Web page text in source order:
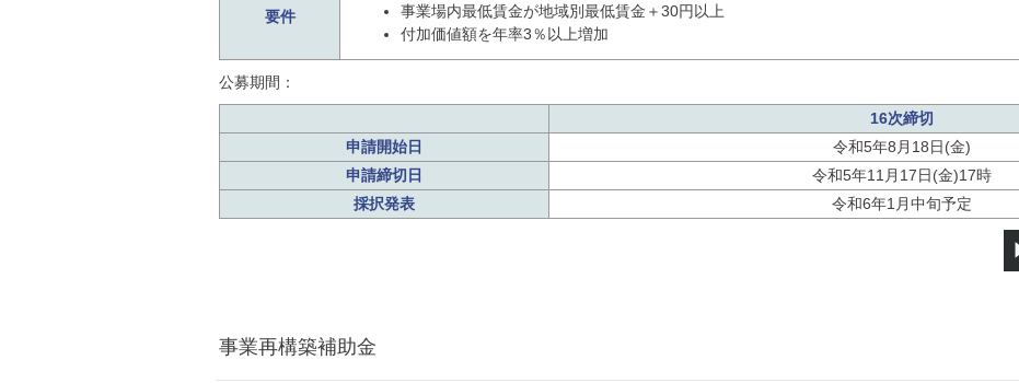
要件
事業場内最低賃金が地域別最低賃金＋30円以上
付加価値額を年率3％以上増加
公募期間：
16次締切
申請開始日
令和5年8月18日(金)
申請締切日
令和5年11月17日(金)17時
採択発表
令和6年1月中旬予定
事業再構築補助金